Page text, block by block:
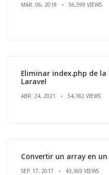
MAR. 06, 2018 56,599 VIEWS
Eliminar index.php de la
Laravel
ABR. 24, 2021 54,182 VIEWS
Convertir un array en un
SEP. 17, 2017 43,369 VIEWS